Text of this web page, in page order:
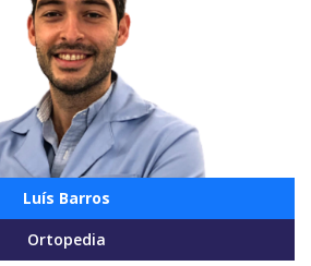
Luís Barros
Ortopedia